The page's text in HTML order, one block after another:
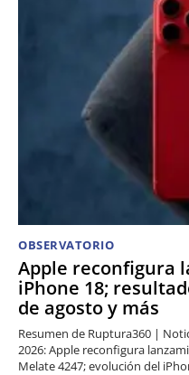
OBSERVATORIO
Apple reconfigura
iPhone 18;
de agosto y más
Resumen de Ruptura360 |
2026: Apple reconfigura
Melate 4247; evolución del